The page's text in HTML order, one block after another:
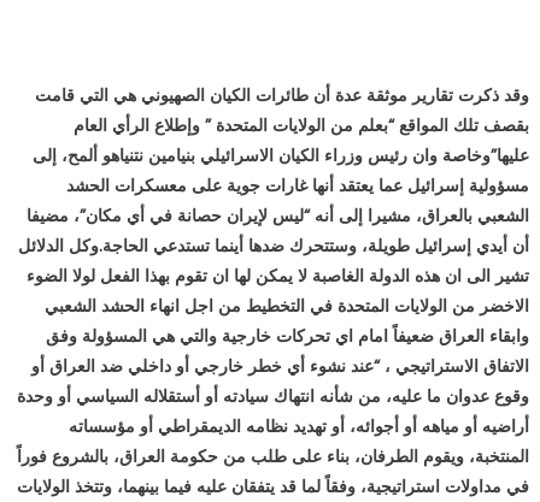
وقد ذكرت تقارير موثقة عدة أن طائرات الكيان الصهيوني هي التي قامت
بقصف تلك المواقع “بعلم من الولايات المتحدة ” وإطلاع الرأي العام
عليها”وخاصة وان رئيس وزراء الكيان الاسرائيلي بنيامين نتنياهو ألمح، إلى
مسؤولية إسرائيل عما يعتقد أنها غارات جوية على معسكرات الحشد
الشعبي بالعراق، مشيرا إلى أنه “ليس لإيران حصانة في أي مكان”، مضيفا
أن أيدي إسرائيل طويلة، وستتحرك ضدها أينما تستدعي الحاجة.وكل الدلائل
تشير الى ان هذه الدولة الغاصبة لا يمكن لها ان تقوم بهذا الفعل لولا الضوء
الاخضر من الولايات المتحدة في التخطيط من اجل انهاء الحشد الشعبي
وابقاء العراق ضعيفاً امام اي تحركات خارجية والتي هي المسؤولة وفق
الاتفاق الاستراتيجي ، “عند نشوء أي خطر خارجي أو داخلي ضد العراق أو
وقوع عدوان ما عليه، من شأنه انتهاك سيادته أو أستقلاله السياسي أو وحدة
أراضيه أو مياهه أو أجوائه، أو تهديد نظامه الديمقراطي أو مؤسساته
المنتخبة، ويقوم الطرفان، بناء على طلب من حكومة العراق، بالشروع فوراً
في مداولات استراتيجية، وفقاً لما قد يتفقان عليه فيما بينهما، وتتخذ الولايات